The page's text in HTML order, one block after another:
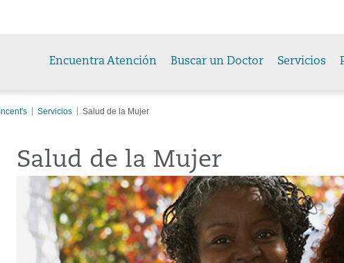
Encuentra Atención Buscar un Doctor Servicios
Servicios Salud de la Mujer
Salud de la Mujer